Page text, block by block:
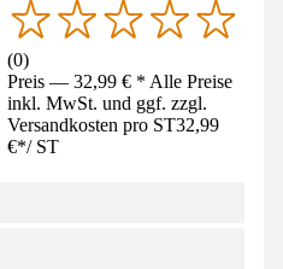
(0)
Preis — 32,99 € * Alle Preise
inkl. MwSt. und ggf. zzgl.
Versandkosten pro ST32,99
€*/ ST